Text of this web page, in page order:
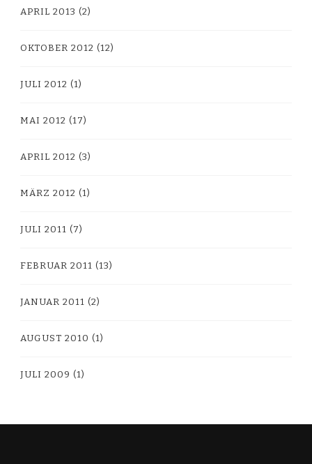
APRIL 2013 (2)
OKTOBER 2012 (12)
JULI 2012 (1)
MAI 2012 (17)
APRIL 2012 (3)
MÄRZ 2012 (1)
JULI 2011 (7)
FEBRUAR 2011 (13)
JANUAR 2011 (2)
AUGUST 2010 (1)
JULI 2009 (1)